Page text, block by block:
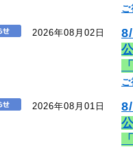
ご
2026年08月02日
ご
2026年08月01日